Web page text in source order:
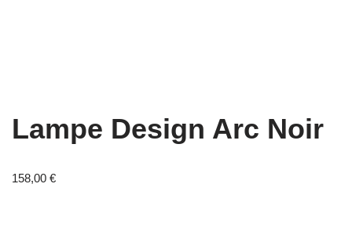
Lampe Design Arc Noir
158,00 €